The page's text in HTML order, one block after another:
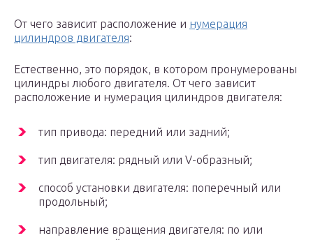
От чего зависит расположение и нумерация
цилиндров двигателя:
Естественно, это порядок, в котором пронумерованы
цилиндры любого двигателя. От чего зависит
расположение и нумерация цилиндров двигателя:
тип привода: передний или задний;
тип двигателя: рядный или V-образный;
способ установки двигателя: поперечный или
продольный;
направление вращения двигателя: по или